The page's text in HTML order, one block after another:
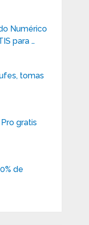
Numérico
para …
tomas
gratis
de